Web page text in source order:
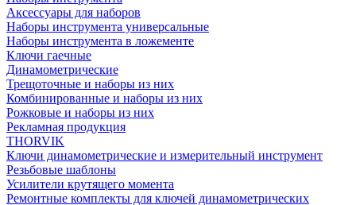
Аксессуары для наборов
Наборы инструмента универсальные
Наборы инструмента в ложементе
Ключи гаечные
Динамометрические
Трещоточные и наборы из них
Комбинированные и наборы из них
Рожковые и наборы из них
Рекламная продукция
THORVIK
Ключи динамометрические и измерительный инструмент
Резьбовые шаблоны
Усилители крутящего момента
Ремонтные комплекты для ключей динамометрических